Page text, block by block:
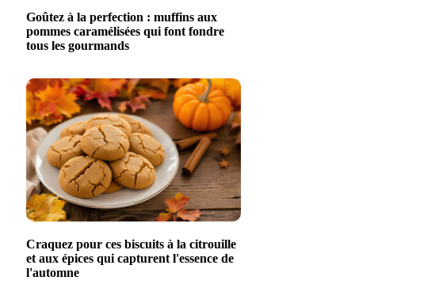
Goûtez à la perfection : muffins aux
pommes caramélisées qui font fondre
tous les gourmands
Craquez pour ces biscuits à la citrouille
et aux épices qui capturent l'essence de
l'automne